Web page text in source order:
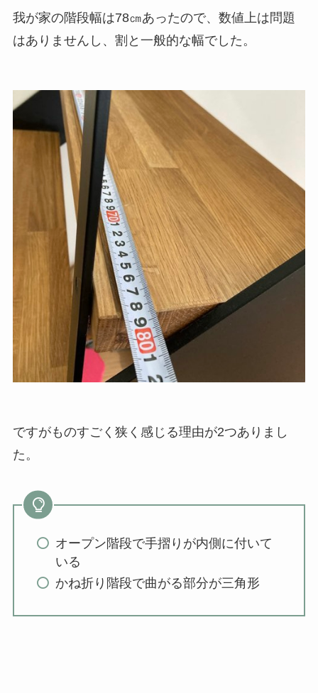
我が家の階段幅は78㎝あったので、数値上は問題
はありませんし、割と一般的な幅でした。
ですがものすごく狭く感じる理由が2つありまし
た。
オープン階段で手摺りが内側に付いて
いる
かね折り階段で曲がる部分が三角形